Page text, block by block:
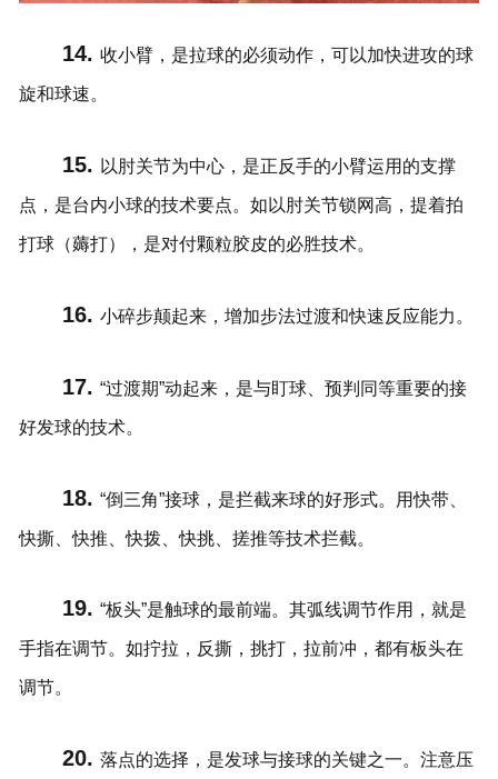
14.收小臂，是拉球的必须动作，可以加快进攻的球
旋和球速。
15. 以肘关节为中心，是正反手的小臂运用的支撑
点，是台内小球的技术要点。如以肘关节锁网高，提着拍
打球（薅打），是对付颗粒胶皮的必胜技术。
16.小碎步颠起来，增加步法过渡和快速反应能力。
17.“过渡期”动起来，是与盯球、预判同等重要的接
好发球的技术。
18.“倒三角”接球，是拦截来球的好形式。用快带、
快撕、快推、快拨、快挑、搓推等技术拦截。
19.“板头”是触球的最前端。其弧线调节作用，就是
手指在调节。如拧拉，反撕，挑打，拉前冲，都有板头在
调节。
20.落点的选择，是发球与接球的关键之一。注意压